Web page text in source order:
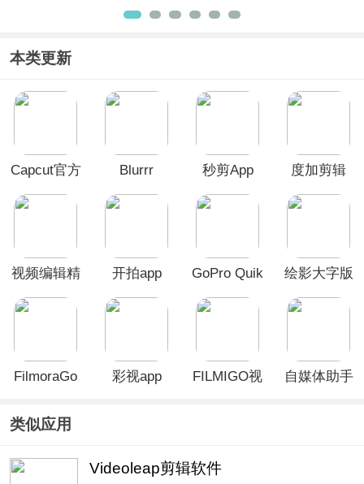
方版
本类更新
Capcut官方
Blurrr 秒剪App
度加剪辑
视频编辑精
开拍app
GoPro Quik
绘影大字版
FilmoraGo
彩视app
FILMIGO视
自媒体助手
类似应用
Videoleap剪辑软件